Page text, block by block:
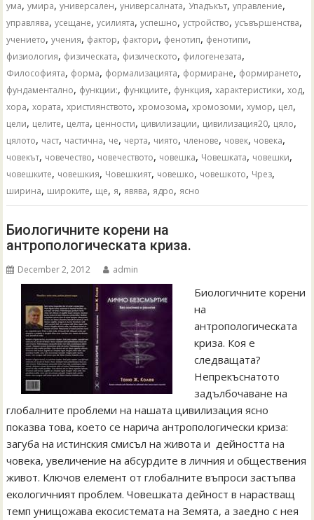
ума,умира,универсален,универсалната,Упадъкът,управление,
управлява,усещане,усилията,успешно,устройство,усъвършенства,
учението,учения, фактор, фактори, фенотип, фенотипи,
физиология, физическата, физическото, филогенезата,
Философията, форма, формализацията, формиране, формирането,
фундаментално, функции:, функциите, функция,характеристики,ход,
хора,хората,християнството,хромозома,хромозоми,хумор, цел,
цели, целите, целта, ценности, цивилизации, цивилизация20, цяло,
цялото, част, частична, че, черта, чиято, членове, човек, човека,
човекът, човечество, човечеството, човешка, Човешката, човешки,
човешките, човешкия, Човешкият, човешко, човешкото, Чрез,
ширина, широките, ще, я, явява, ядро, ясно
Биологичните корени на
антропологическата криза.
December 2, 2012 admin
Биологичните корени
на
антропологическата
криза. Коя е
следващата?
Непрекъснатото
задълбочаване на
глобалните проблеми на нашата цивилизация ясно
показва това, което се нарича антропологически криза:
загуба на истинския смисъл на живота и дейността на
човека, увеличение на абсурдите в личния и обществения
живот. Ключов елемент от глобалните въпроси застъпва
екологичният проблем. Човешката дейност в нарастващ
темп унищожава екосистемата на Земята, а заедно с нея